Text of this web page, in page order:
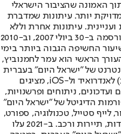
האמונה שהציבור הישראלי
יותר. עיתונות שמדברת
עיתונות אחרת וללא
תשלום. המהדורה המודפסת הראשונה פורסמה ב-30 ביולי 2007, וב-2010
החשיפה הגבוה ביותר בימי
הראשי הוא עמר לחמנוביץ,
של "ישראל היום" בעברית
ובאנגלית, כמו כן היישומונים (אפליקציות) לאנדרואיד ול-iOS, מציגים
ניתוחים ופרשנויות,
הדיגיטל של "ישראל היום"
לייף סטייל, טכנולוגיה, ספורט,
כלכלה וצרכנות, בריאות, חיילים, אוכל, יהדות, תיירות ורכב. ב-2021 עלו